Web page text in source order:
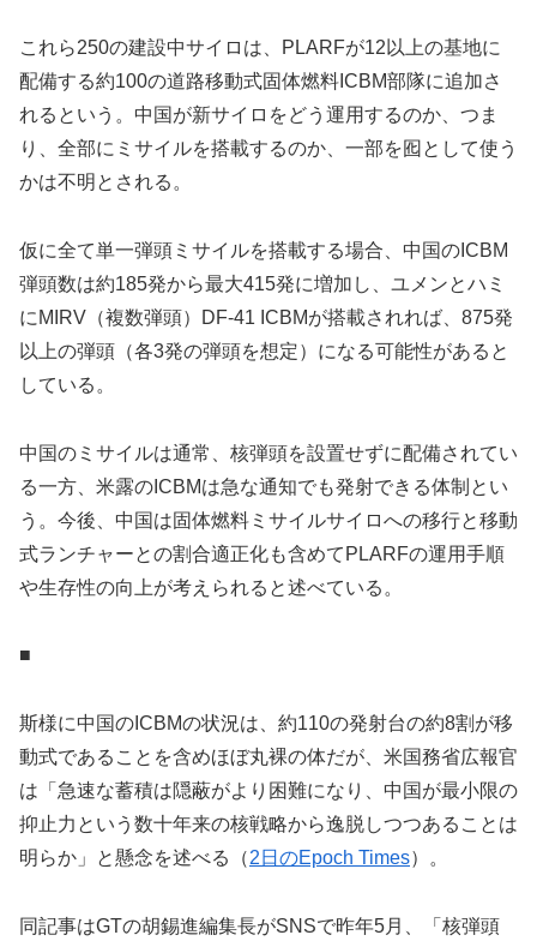
これら250の建設中サイロは、PLARFが12以上の基地に
配備する約100の道路移動式固体燃料ICBM部隊に追加さ
れるという。中国が新サイロをどう運用するのか、つま
り、全部にミサイルを搭載するのか、一部を囮として使う
かは不明とされる。
仮に全て単一弾頭ミサイルを搭載する場合、中国のICBM
弾頭数は約185発から最大415発に増加し、ユメンとハミ
にMIRV（複数弾頭）DF-41 ICBMが搭載されれば、875発
以上の弾頭（各3発の弾頭を想定）になる可能性があると
している。
中国のミサイルは通常、核弾頭を設置せずに配備されてい
る一方、米露のICBMは急な通知でも発射できる体制とい
う。今後、中国は固体燃料ミサイルサイロへの移行と移動
式ランチャーとの割合適正化も含めてPLARFの運用手順
や生存性の向上が考えられると述べている。
■
斯様に中国のICBMの状況は、約110の発射台の約8割が移
動式であることを含めほぼ丸裸の体だが、米国務省広報官
は「急速な蓄積は隠蔽がより困難になり、中国が最小限の
抑止力という数十年来の核戦略から逸脱しつつあることは
明らか」と懸念を述べる（2日のEpoch Times）。
同記事はGTの胡錫進編集長がSNSで昨年5月、「核弾頭